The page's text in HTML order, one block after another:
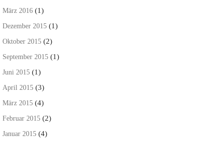
März 2016 (1)
Dezember 2015 (1)
Oktober 2015 (2)
September 2015 (1)
Juni 2015 (1)
April 2015 (3)
März 2015 (4)
Februar 2015 (2)
Januar 2015 (4)